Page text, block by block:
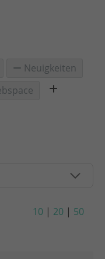
Neuigkeiten
10 | 20 | 50